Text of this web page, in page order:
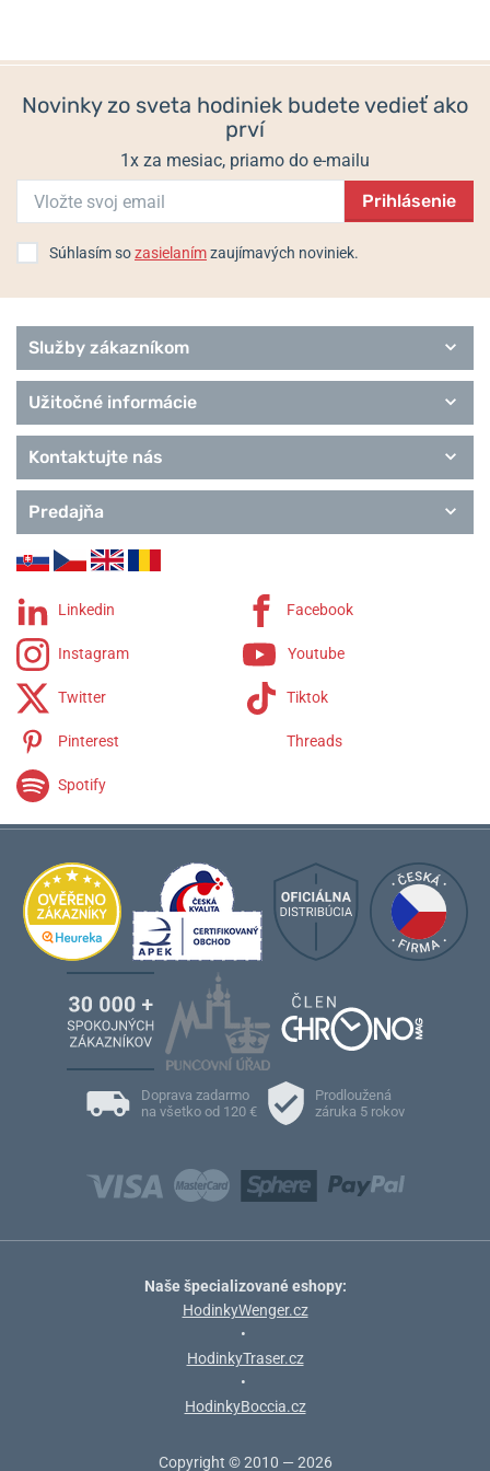
Informácie o výrobcovi:CASIO Europe GmbH, Casio-Platz 1 D-
22848 Norderstedt, Nemecko / info@casio.de
Populárne modelové rady Casio
G-Shock
Baby-G
Wave Ceptor
Classic Collection
Novinky zo sveta hodiniek budete vedieť ako
prví
1x za mesiac, priamo do e-mailu
Prihlásenie
Súhlasím sozasielanímzaujímavých noviniek.
Služby zákazníkom
Užitočné informácie
Kontaktujte nás
Predajňa
Linkedin Facebook
Instagram Youtube
Twitter Tiktok
Pinterest Threads
Spotify
Doprava zadarmo
na všetko od 120 €
Prodloužená
záruka 5 rokov
Naše špecializované eshopy:
HodinkyWenger.cz
•
HodinkyTraser.cz
•
HodinkyBoccia.cz
Copyright © 2010 — 2026